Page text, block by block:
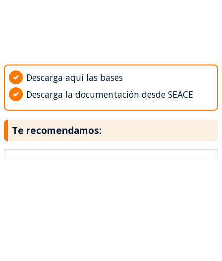
Descarga aquí las bases
Descarga la documentación desde SEACE
Te recomendamos: